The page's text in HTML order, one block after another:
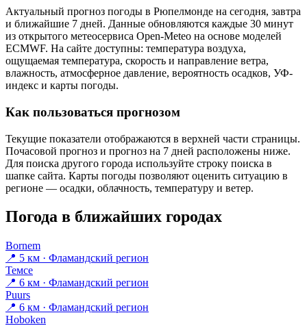
Актуальный прогноз погоды в Рюпелмонде на сегодня, завтра
и ближайшие 7 дней. Данные обновляются каждые 30 минут
из открытого метеосервиса Open-Meteo на основе моделей
ECMWF. На сайте доступны: температура воздуха,
ощущаемая температура, скорость и направление ветра,
влажность, атмосферное давление, вероятность осадков, УФ-
индекс и карты погоды.
Как пользоваться прогнозом
Текущие показатели отображаются в верхней части страницы.
Почасовой прогноз и прогноз на 7 дней расположены ниже.
Для поиска другого города используйте строку поиска в
шапке сайта. Карты погоды позволяют оценить ситуацию в
регионе — осадки, облачность, температуру и ветер.
Погода в ближайших городах
Bornem
📍 5 км · Фламандский регион
Темсе
📍 6 км · Фламандский регион
Puurs
📍 6 км · Фламандский регион
Hoboken